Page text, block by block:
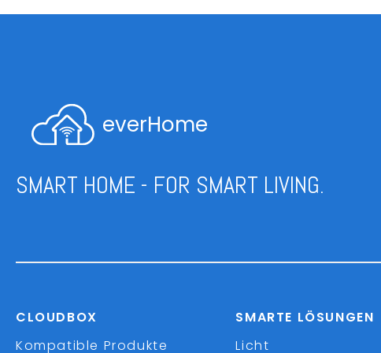
everHome
SMART HOME - FOR SMART LIVING.
CLOUDBOX
Kompatible Produkte
SMARTE LÖSUNGEN
Licht